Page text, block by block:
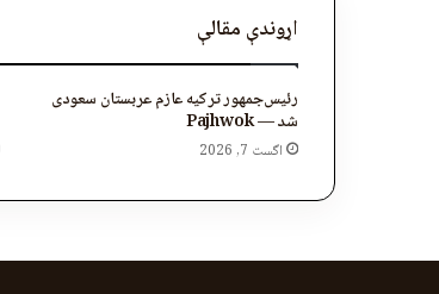
اړوندې مقالې
رئیس‌جمهور ترکیه عازم عربستان سعودی
شد — Pajhwok
اگست 7, 2026